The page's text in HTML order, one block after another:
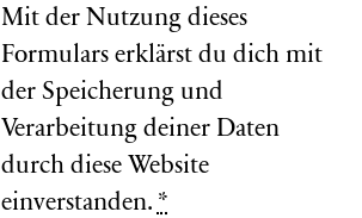
Mit der Nutzung dieses
Formulars erklärst du dich mit
der Speicherung und
Verarbeitung deiner Daten
durch diese Website
einverstanden. *